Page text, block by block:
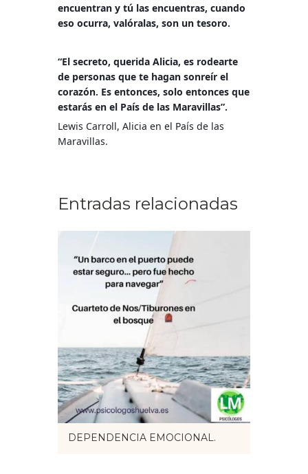
encuentran y tú las encuentras, cuando
eso ocurra, valóralas, son un tesoro.
“El secreto, querida Alicia, es rodearte
de personas que te hagan sonreír el
corazón. Es entonces, solo entonces que
estarás en el País de las Maravillas”.
Lewis Carroll, Alicia en el País de las
Maravillas.
Entradas relacionadas
DEPENDENCIA EMOCIONAL.